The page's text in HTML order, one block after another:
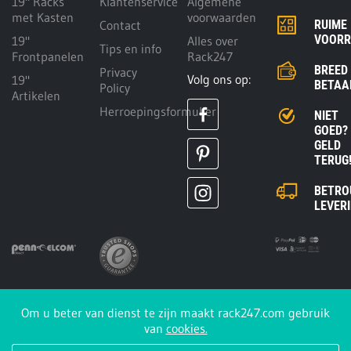
Om u beter van dienst te zijn maakt rack247.com gebruik
van cookies.
met Kasten
19"
Frontpanelen
19"
Artikelen
Contact
Tips en info
Privacy
Policy
Herroepingsformulier
voorwaarden
Alles over
Rack247
Volg ons op:
RUIME
BREED
NIET
GOED?
GELD
TERUG!
onderdeel vanPenn Elcom